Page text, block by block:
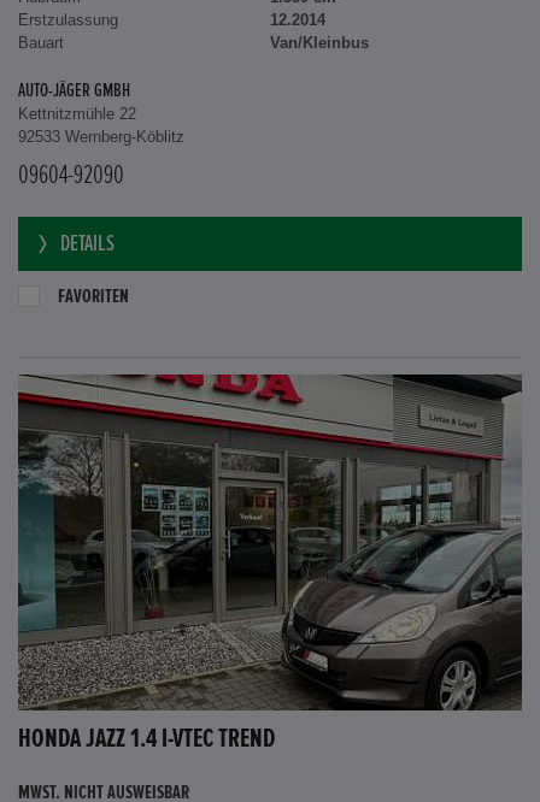
Erstzulassung
12.2014
Bauart
Van/Kleinbus
AUTO-JÄGER GMBH
Kettnitzmühle 22
92533 Wernberg-Köblitz
09604-92090
DETAILS
FAVORITEN
HONDA JAZZ 1.4 I-VTEC TREND
MWST. NICHT AUSWEISBAR